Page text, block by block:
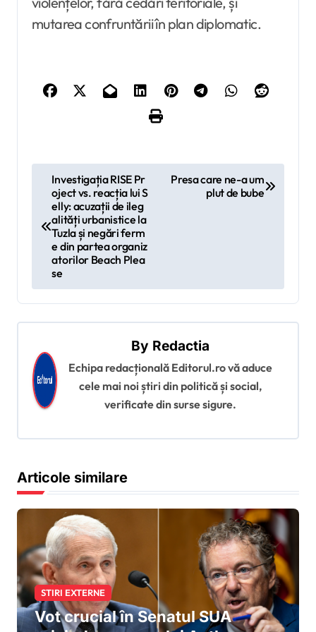
mutarea confruntării în plan diplomatic.
a
î
n
a
i
c
l
e
Investigația RISE Pr
oject vs. reacția lui S
elly: acuzații de ileg
alități urbanistice la
Tuzla și negări ferm
e din partea organiz
atorilor Beach Plea
se
Presa care ne-a um
plut de bube
By Redactia
Echipa redacțională Editorul.ro vă aduce
cele mai noi știri din politică și social,
verificate din surse sigure.
Articole similare
STIRI EXTERNE
Vot crucial în Senatul SUA